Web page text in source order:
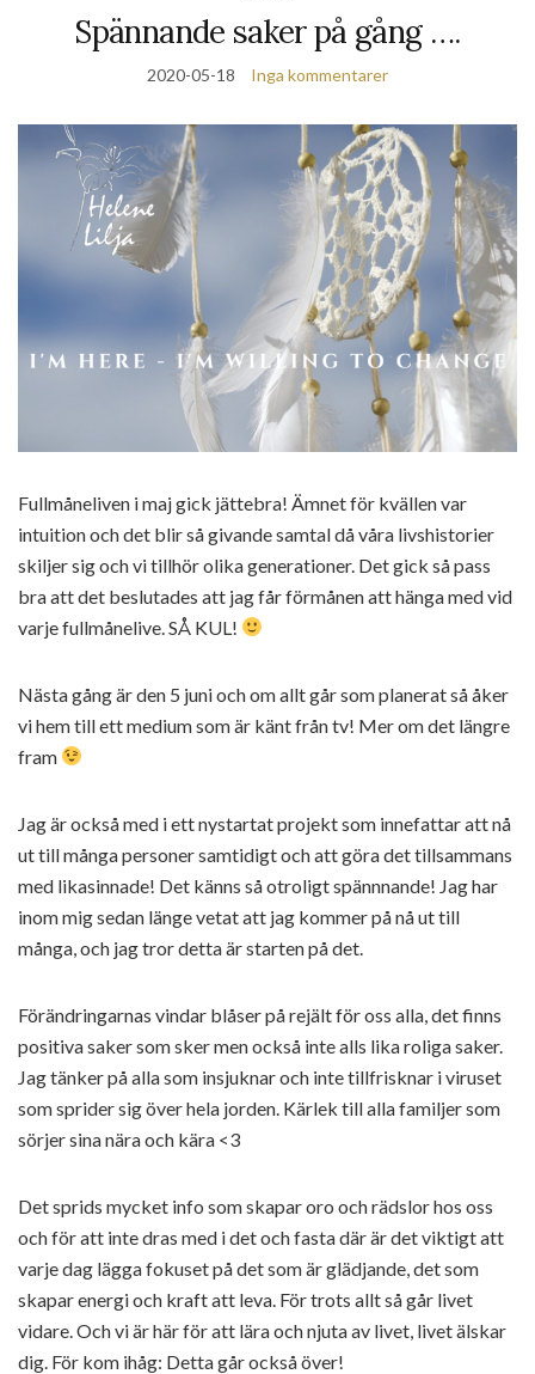
Spännande saker på gång ….
2020-05-18 Inga kommentarer
Fullmåneliven i maj gick jättebra! Ämnet för kvällen var
intuition och det blir så givande samtal då våra livshistorier
skiljer sig och vi tillhör olika generationer. Det gick så pass
bra att det beslutades att jag får förmånen att hänga med vid
varje fullmånelive. SÅ KUL!
Nästa gång är den 5 juni och om allt går som planerat så åker
vi hem till ett medium som är känt från tv! Mer om det längre
fram
Jag är också med i ett nystartat projekt som innefattar att nå
ut till många personer samtidigt och att göra det tillsammans
med likasinnade! Det känns så otroligt spännnande! Jag har
inom mig sedan länge vetat att jag kommer på nå ut till
många, och jag tror detta är starten på det.
Förändringarnas vindar blåser på rejält för oss alla, det finns
positiva saker som sker men också inte alls lika roliga saker.
Jag tänker på alla som insjuknar och inte tillfrisknar i viruset
som sprider sig över hela jorden. Kärlek till alla familjer som
sörjer sina nära och kära <3
Det sprids mycket info som skapar oro och rädslor hos oss
och för att inte dras med i det och fasta där är det viktigt att
varje dag lägga fokuset på det som är glädjande, det som
skapar energi och kraft att leva. För trots allt så går livet
vidare. Och vi är här för att lära och njuta av livet, livet älskar
dig. För kom ihåg: Detta går också över!